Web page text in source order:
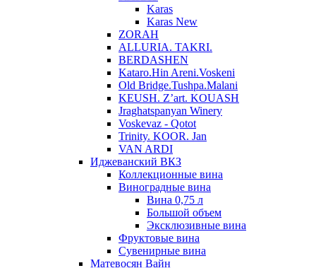
Karas
Karas New
ZORAH
ALLURIA. TAKRI.
BERDASHEN
Kataro.Hin Areni.Voskeni
Old Bridge.Tushpa.Malani
KEUSH. Z’art. KOUASH
Jraghatspanyan Winery
Voskevaz - Qotot
Trinity. KOOR. Jan
VAN ARDI
Иджеванский ВКЗ
Коллекционные вина
Виноградные вина
Вина 0,75 л
Большой объем
Эксклюзивные вина
Фруктовые вина
Cувенирные вина
Матевосян Вайн